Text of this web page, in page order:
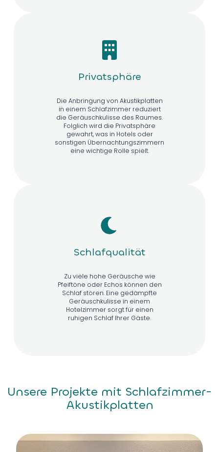
Privatsphäre
Die Anbringung von Akustikplatten
in einem Schlafzimmer reduziert
die Geräuschkulisse des Raumes.
Folglich wird die Privatsphäre
gewahrt, was in Hotels oder
sonstigen Übernachtungszimmern
eine wichtige Rolle spielt.
Schlafqualität
Zu viele hohe Geräusche wie
Pfeiftöne oder Echos können den
Schlaf stören. Eine gedämpfte
Geräuschkulisse in einem
Hotelzimmer sorgt für einen
ruhigen Schlaf Ihrer Gäste.
Unsere Projekte mit Schlafzimmer-
Akustikplatten